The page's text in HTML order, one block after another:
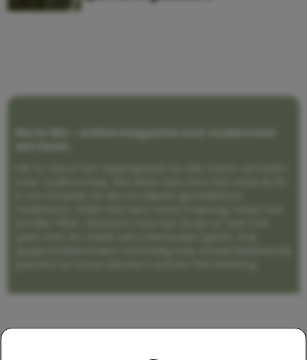
Me to We – online magazine voor ouders met